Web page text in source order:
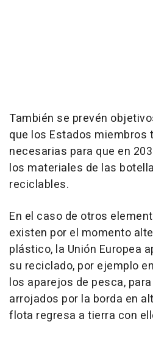
También se prevén
que los Estados miembros
necesarias para que en
los materiales de las
reciclables.
En el caso de otros
existen por el momento
plástico, la Unión Europea
su reciclado, por ejemplo
los aparejos de pesca,
arrojados por la borda en
flota regresa a tierra con